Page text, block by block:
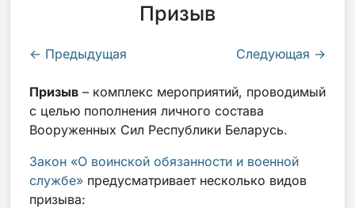
Призыв
← Предыдущая Следующая →
Призыв – комплекс мероприятий, проводимый
с целью пополнения личного состава
Вооруженных Сил Республики Беларусь.
Закон «О воинской обязанности и военной
службе» предусматривает несколько видов
призыва: